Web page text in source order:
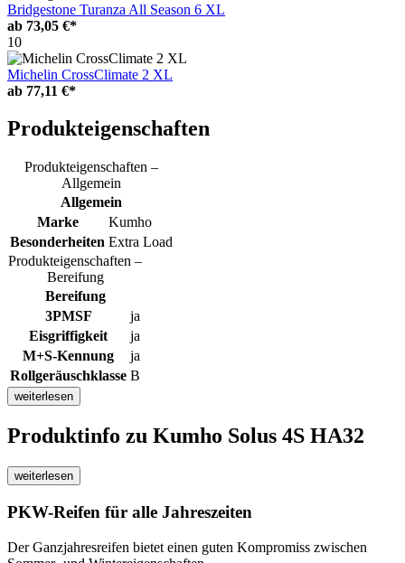
Bridgestone Turanza All Season 6 XL
ab 73,05 €*
10
Michelin CrossClimate 2 XL
ab 77,11 €*
Produkteigenschaften
Produkteigenschaften –
Allgemein
Allgemein
Marke
Kumho
Besonderheiten Extra Load
Produkteigenschaften –
Bereifung
Bereifung
3PMSF
ja
Eisgriffigkeit
ja
M+S-Kennung
ja
Rollgeräuschklasse B
weiterlesen
Produktinfo zu Kumho Solus 4S HA32
weiterlesen
PKW-Reifen für alle Jahreszeiten
Der Ganzjahresreifen bietet einen guten Kompromiss zwischen